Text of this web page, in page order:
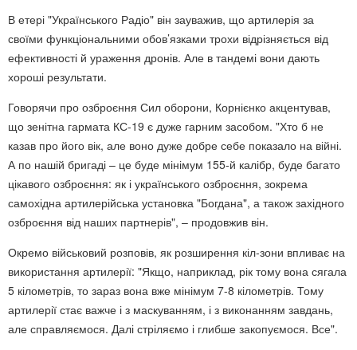
В етері "Українського Радіо" він зауважив, що артилерія за
своїми функціональними обов’язками трохи відрізняється від
ефективності й ураження дронів. Але в тандемі вони дають
хороші результати.
Говорячи про озброєння Сил оборони, Корнієнко акцентував,
що зенітна гармата КС-19 є дуже гарним засобом. "Хто б не
казав про його вік, але воно дуже добре себе показало на війні.
А по нашій бригаді – це буде мінімум 155-й калібр, буде багато
цікавого озброєння: як і українського озброєння, зокрема
самохідна артилерійська установка "Богдана", а також західного
озброєння від наших партнерів", – продовжив він.
Окремо військовий розповів, як розширення кіл-зони впливає на
використання артилерії: "Якщо, наприклад, рік тому вона сягала
5 кілометрів, то зараз вона вже мінімум 7-8 кілометрів. Тому
артилерії стає важче і з маскуванням, і з виконанням завдань,
але справляємося. Далі стріляємо і глибше закопуємося. Все".